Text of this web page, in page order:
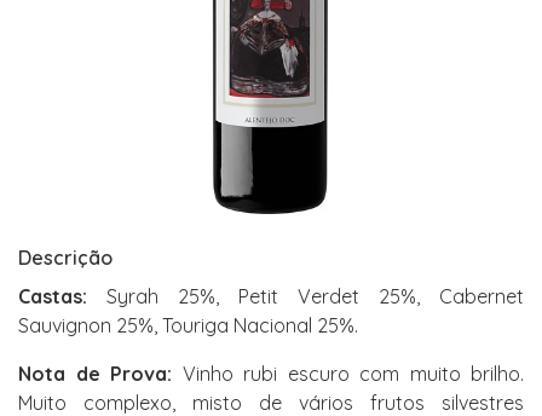
Descrição
Castas: Syrah 25%, Petit Verdet 25%, Cabernet
Sauvignon 25%, Touriga Nacional 25%.
Nota de Prova: Vinho rubi escuro com muito brilho.
Muito complexo, misto de vários frutos silvestres